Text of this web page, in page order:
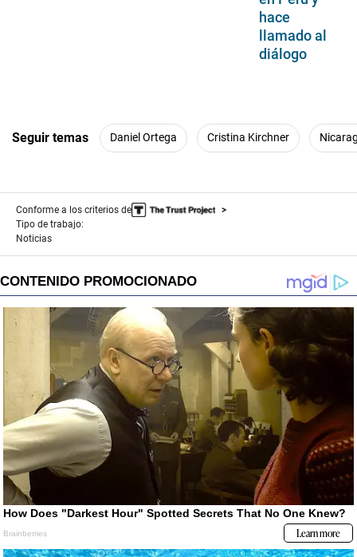
hace
llamado al
diálogo
Seguir temas Daniel Ortega Cristina Kirchner
Conforme a los criterios de
Tipo de trabajo:
Noticias